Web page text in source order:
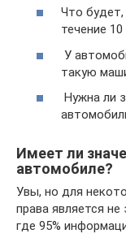
Что будет,
течение
У
такую
Нужна ли
Имеет ли
автомобиле?
Увы, но для
права является
где 95%